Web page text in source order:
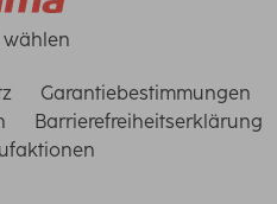
Garantiebestimmungen
Barrierefreiheitserklärung